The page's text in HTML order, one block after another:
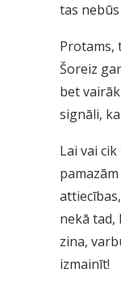
tas
Protams,
Šoreiz
bet
signāli,
Lai vai
nekā tad,
zina,
izmainīt!